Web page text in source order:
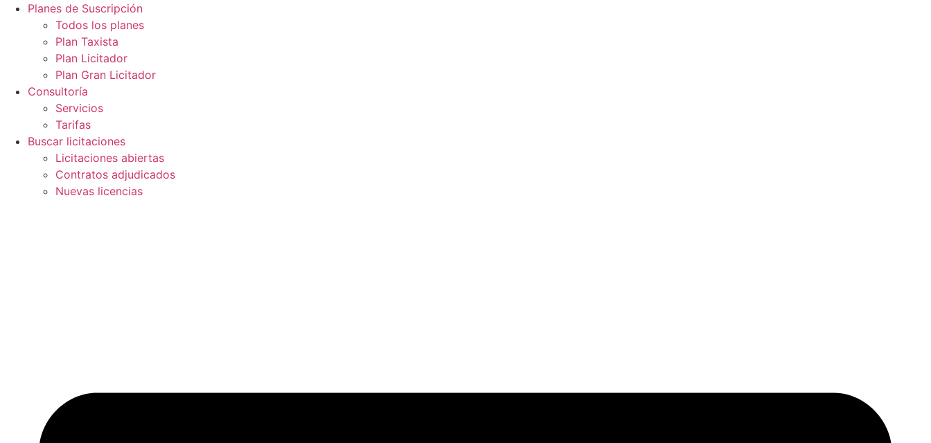
contenido
Planes de Suscripción
Todos los planes
Plan Taxista
Plan Licitador
Plan Gran Licitador
Consultoría
Servicios
Tarifas
Buscar licitaciones
Licitaciones abiertas
Contratos adjudicados
Nuevas licencias